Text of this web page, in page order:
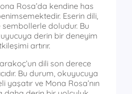
Rosa’da kendine has
Eserin dili,
doludur. Bu
derin bir deneyim
artırır.
dili son derece
Bu durum, okuyucuya
yaşatır ve Mona Rosa’nın